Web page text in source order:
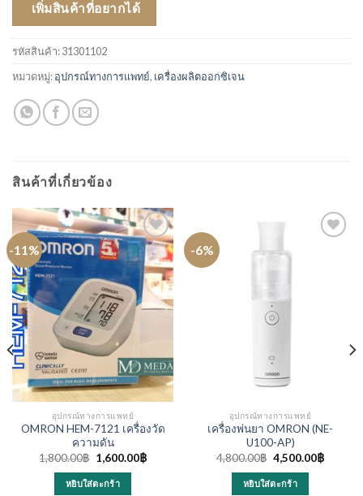
เพิ่มสินค้าที่อยากได้
รหัสสินค้า:31301102
หมวดหมู่:อุปกรณ์ทางการแพทย์, เครื่องผลิตออกซิเจน
สินค้าที่เกี่ยวข้อง
-11%
อุปกรณ์ทางการแพทย์
OMRON HEM-7121 เครื่องวัด
ความดัน
1,800.00฿ Original
price
was:
1,800.00฿.
1,600.00฿Current
หยิบใส่ตะกร้า
-6%
อุปกรณ์ทางการแพทย์
เครื่องพ่นยา OMRON (NE-
U100-AP)
4,800.00฿ Original
price
was:
4,800.00฿.
4,500.00฿Current
หยิบใส่ตะกร้า